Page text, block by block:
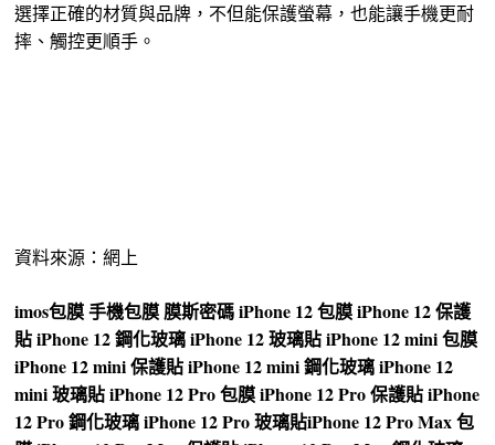
選擇正確的材質與品牌，不但能保護螢幕，也能讓手機更耐
摔、觸控更順手。
資料來源：網上
imos包膜手機包膜膜斯密碼iPhone 12 包膜iPhone 12 保護
貼iPhone 12 鋼化玻璃iPhone 12 玻璃貼iPhone 12 mini 包膜
iPhone 12 mini 保護貼iPhone 12 mini 鋼化玻璃iPhone 12
mini 玻璃貼iPhone 12 Pro 包膜iPhone 12 Pro 保護貼iPhone
12 Pro 鋼化玻璃iPhone 12 Pro 玻璃貼iPhone 12 Pro Max 包